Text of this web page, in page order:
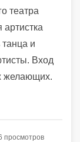
театра
и
Вход
желающих.
просмотров